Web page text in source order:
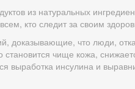
из натуральных
кто следит за своим
доказывающие, что люди,
становится чище кожа,
выработка инсулина и